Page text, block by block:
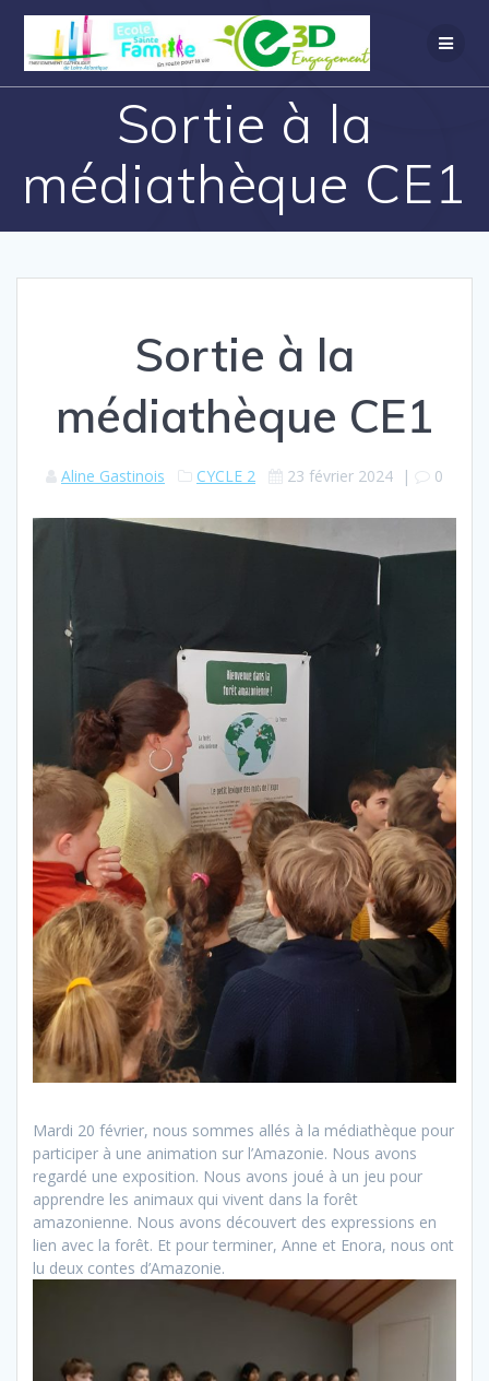
Sortie à la
médiathèque CE1
Sortie à la
médiathèque CE1
Aline Gastinois CYCLE 2 23 février 2024 | 0
Mardi 20 février, nous sommes allés à la médiathèque pour
participer à une animation sur l’Amazonie. Nous avons
regardé une exposition. Nous avons joué à un jeu pour
apprendre les animaux qui vivent dans la forêt
amazonienne. Nous avons découvert des expressions en
lien avec la forêt. Et pour terminer, Anne et Enora, nous ont
lu deux contes d’Amazonie.